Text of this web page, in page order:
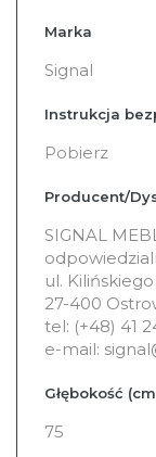
Marka
Signal
Instrukcja
Pobierz
Producent/
SIGNAL
ul.
27-400
tel: (+48) 41
e-mail:
Głębokość
75